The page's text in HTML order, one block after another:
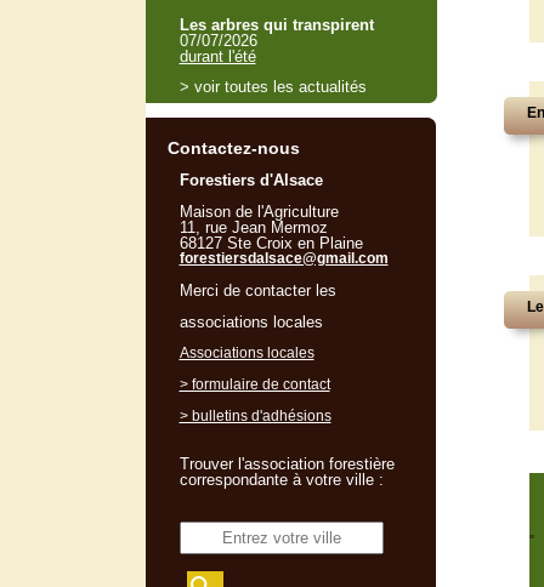
"
Les arbres qui transpirent
07/07/2026
durant l'été
> voir toutes les actualités
Contactez-nous
Forestiers d'Alsace
Maison de l'Agriculture
11, rue Jean Mermoz
68127 Ste Croix en Plaine
forestiersdalsace@gmail.com
Merci de contacter les
associations locales
Associations locales
> formulaire de contact
> bulletins d'adhésions
Trouver l'association forestière
correspondante à votre ville :